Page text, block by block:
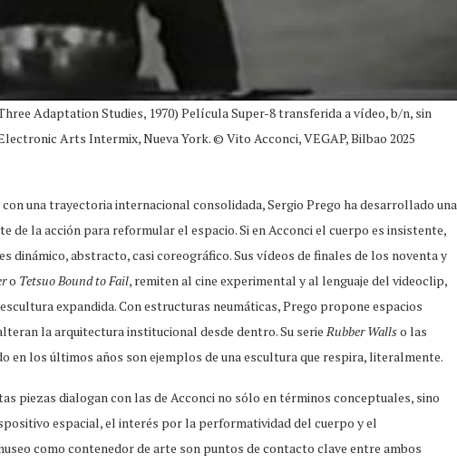
Adaptation Studies, 1970) Película Super-8 transferida a vídeo, b/n, sin
Arts Intermix, Nueva York. © Vito Acconci, VEGAP, Bilbao 2025
una trayectoria internacional consolidada, Sergio Prego ha desarrollado una
de la acción para reformular el espacio. Si en Acconci el cuerpo es insistente,
dinámico, abstracto, casi coreográfico. Sus vídeos de finales de los noventa y
o Tetsuo Bound to Fail, remiten al cine experimental y al lenguaje del videoclip,
expandida. Con estructuras neumáticas, Prego propone espacios
la arquitectura institucional desde dentro. Su serie Rubber Wallso las
en los últimos años son ejemplos de una escultura que respira, literalmente.
piezas dialogan con las de Acconci no sólo en términos conceptuales, sino
espacial, el interés por la performatividad del cuerpo y el
como contenedor de arte son puntos de contacto clave entre ambos